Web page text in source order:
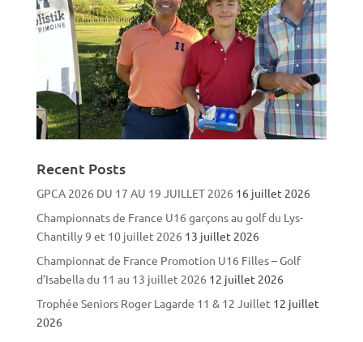
Recent Posts
GPCA 2026 DU 17 AU 19 JUILLET 2026 16 juillet 2026
Championnats de France U16 garçons au golf du Lys-
Chantilly 9 et 10 juillet 2026 13 juillet 2026
Championnat de France Promotion U16 Filles – Golf
d’Isabella du 11 au 13 juillet 2026 12 juillet 2026
Trophée Seniors Roger Lagarde 11 & 12 Juillet 12 juillet
2026